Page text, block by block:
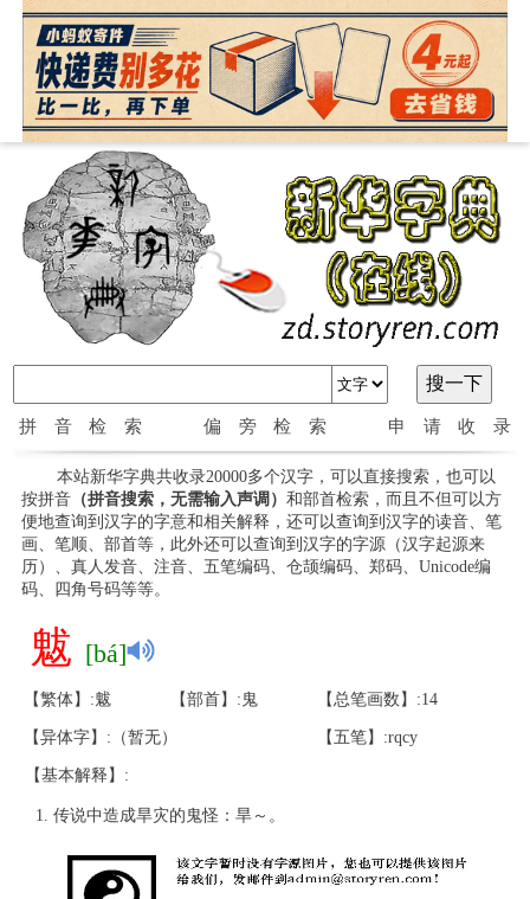
拼音检索 偏旁检索 申请收录
本站新华字典共收录20000多个汉字，可以直接搜索，也可以
按拼音（拼音搜索，无需输入声调） 和部首检索，而且不但可以方
便地查询到汉字的字意和相关解释，还可以查询到汉字的读音、笔
画、笔顺、部首等，此外还可以查询到汉字的字源（汉字起源来
历）、真人发音、注音、五笔编码、仓颉编码、郑码、Unicode编
码、四角号码等等。
魃 [bá]
【繁体】:魃 【部首】:鬼 【总笔画数】:14
【异体字】:（暂无） 【五笔】:rqcy
【基本解释】:
传说中造成旱灾的鬼怪：旱～。